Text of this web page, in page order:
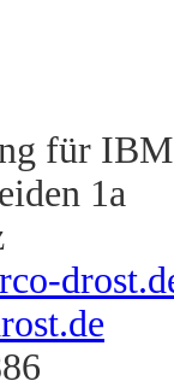
für
1a